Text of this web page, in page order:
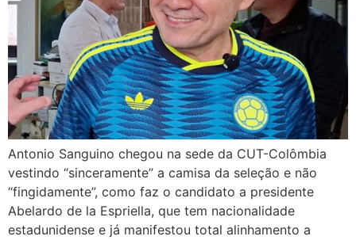
Antonio Sanguino chegou na sede da CUT-Colômbia
vestindo “sinceramente” a camisa da seleção e não
“fingidamente”, como faz o candidato a presidente
Abelardo de la Espriella, que tem nacionalidade
estadunidense e já manifestou total alinhamento a